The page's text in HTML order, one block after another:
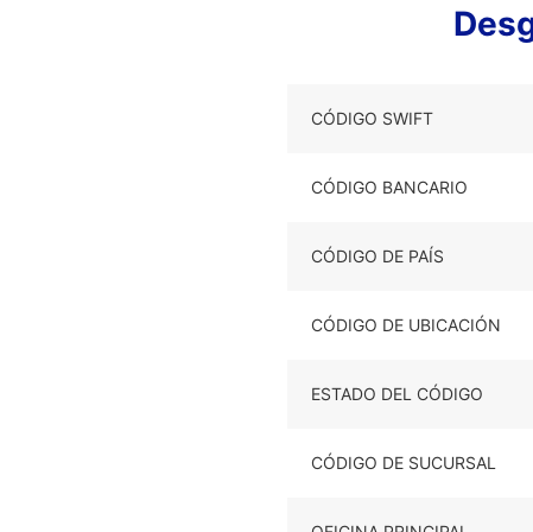
CÓDIGO SWIFT
CÓDIGO BANCARIO
CÓDIGO DE PAÍS
CÓDIGO DE UBICACIÓN
ESTADO DEL CÓDIGO
CÓDIGO DE SUCURSAL